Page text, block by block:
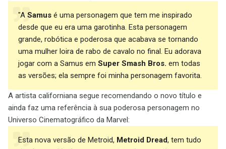
"A Samus é uma personagem que tem me inspirado
desde que eu era uma garotinha. Esta personagem
grande, robótica e poderosa que acabava se tornando
uma mulher loira de rabo de cavalo no final. Eu adorava
jogar com a Samus em Super Smash Bros. em todas
as versões; ela sempre foi minha personagem favorita.
A artista californiana segue recomendando o novo título e
ainda faz uma referência à sua poderosa personagem no
Universo Cinematográfico da Marvel:
Esta nova versão de Metroid, Metroid Dread, tem tudo